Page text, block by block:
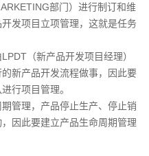
部门）进行制订和维
发项目立项管理，这就是任务
（新产品开发项目经理）
新产品开发流程做事，因此要
行项目管理。
管理，产品停止生产、停止销
因此要建立产品生命周期管理